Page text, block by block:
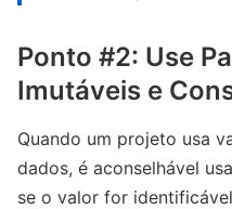
Ponto #2: Use
Imutáveis ​​​​e
Quando um projeto usa
dados, é aconselhável
se o valor for